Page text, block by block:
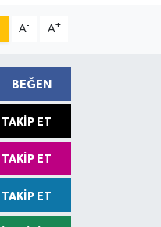
A- A+
BEĞEN
TAKIP ET
TAKIP ET
TAKIP ET